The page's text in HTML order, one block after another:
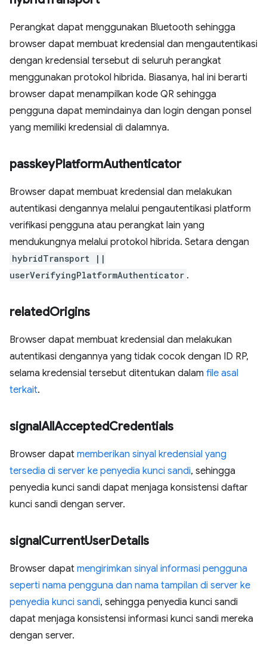
Perangkat dapat menggunakan Bluetooth sehingga
browser dapat membuat kredensial dan mengautentikasi
dengan kredensial tersebut di seluruh perangkat
menggunakan protokol hibrida. Biasanya, hal ini berarti
browser dapat menampilkan kode QR sehingga
pengguna dapat memindainya dan login dengan ponsel
yang memiliki kredensial di dalamnya.
passkeyPlatformAuthenticator
Browser dapat membuat kredensial dan melakukan
autentikasi dengannya melalui pengautentikasi platform
verifikasi pengguna atau perangkat lain yang
mendukungnya melalui protokol hibrida. Setara dengan
hybridTransport ||
userVerifyingPlatformAuthenticator .
relatedOrigins
Browser dapat membuat kredensial dan melakukan
autentikasi dengannya yang tidak cocok dengan ID RP,
selama kredensial tersebut ditentukan dalam file asal
terkait.
signalAllAcceptedCredentials
Browser dapat memberikan sinyal kredensial yang
tersedia di server ke penyedia kunci sandi, sehingga
penyedia kunci sandi dapat menjaga konsistensi daftar
kunci sandi dengan server.
signalCurrentUserDetails
Browser dapat mengirimkan sinyal informasi pengguna
seperti nama pengguna dan nama tampilan di server ke
penyedia kunci sandi, sehingga penyedia kunci sandi
dapat menjaga konsistensi informasi kunci sandi mereka
dengan server.